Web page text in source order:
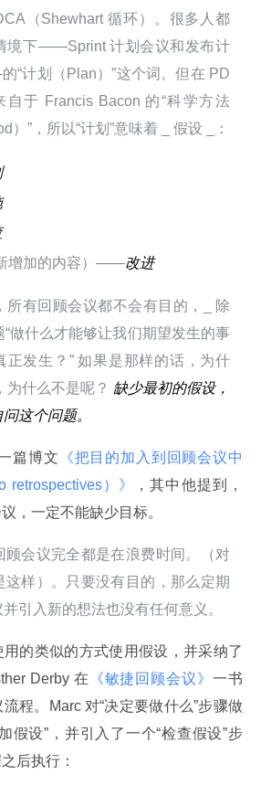
（Shewhart 循环）。很多人都
境下——Sprint 计划会议和发布计
“计划（Plan）”这个词。但在 PD
自于 Francis Bacon 的“科学方法
）”，所以“计划”意味着 _ 假设 _：
增加的内容）——改进
所有回顾会议都不会有目的，_ 除
做什么才能够让我们期望发生的事
发生？” 如果是那样的话，为什
为什么不是呢？ 缺少最初的假设，
这个问题。
篇博文 《把目的加入到回顾会议中
retrospectives）》
，其中他提到，
，一定不能缺少目标。
顾会议完全都是在浪费时间。（对
这样）。只要没有目的，那么定期
引入新的想法也没有任何意义。
的类似的方式使用假设，并采纳了
Derby 在 《敏捷回顾会议》一书
程。Marc 对“决定要做什么”步骤做
假设”，并引入了一个“检查假设”步
后执行：